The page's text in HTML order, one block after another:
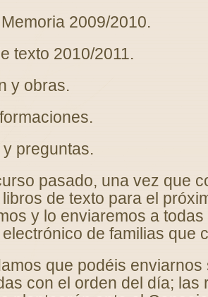
2009/2010.
texto 2010/2011.
y obras.
preguntas.
pasado, una vez que
de texto para el
y lo enviaremos a
de familias que
que podéis enviarnos
con el orden del día; las